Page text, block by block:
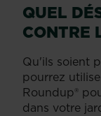
QUEL
CONTRE
Qu'ils soient
pourrez
Roundup®
dans votre